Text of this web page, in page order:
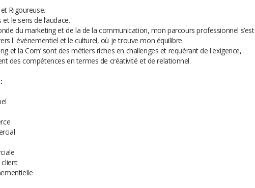
Rigoureuse.
le sens de l’audace.
du marketing et de la de la communication, mon parcours professionnel s’est
l' événementiel et le culturel, où je trouve mon équilibre.
et la Com’ sont des métiers riches en challenges et requérant de l'exigence,
des compétences en termes de créativité et de relationnel.